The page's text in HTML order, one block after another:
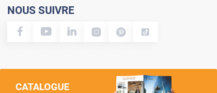
NOUS SUIVRE
CATALOGUE